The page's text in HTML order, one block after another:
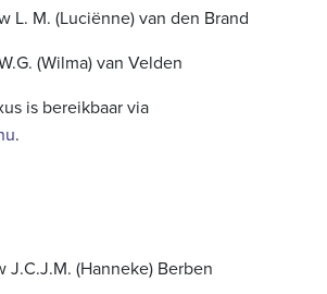
L. M. (Luciënne) van den Brand
(Wilma) van Velden
is bereikbaar via
.
(Hanneke) Berben